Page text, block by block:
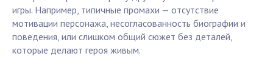
игры. Например, типичные промахи — отсутствие
мотивации персонажа, несогласованность биографии и
поведения, или слишком общий сюжет без деталей,
которые делают героя живым.